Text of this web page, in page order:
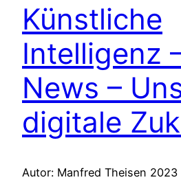
Künstliche
Intelligenz
News –
digitale
Autor: Manfred Theisen